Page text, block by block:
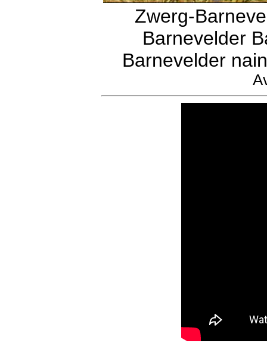
Zwerg-
Barnevelder
Barnevelder